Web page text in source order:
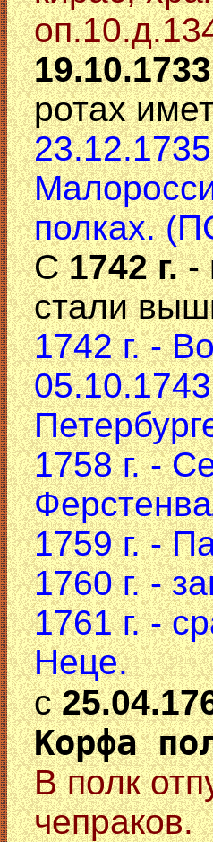
19.10.1733
ротах
полках.
С1742 г.-
стали
1742 г. -
1758 г. -
1759 г. -
1760 г. -
1761 г. -
Неце.
с
Корфа
В полк
чепраков.